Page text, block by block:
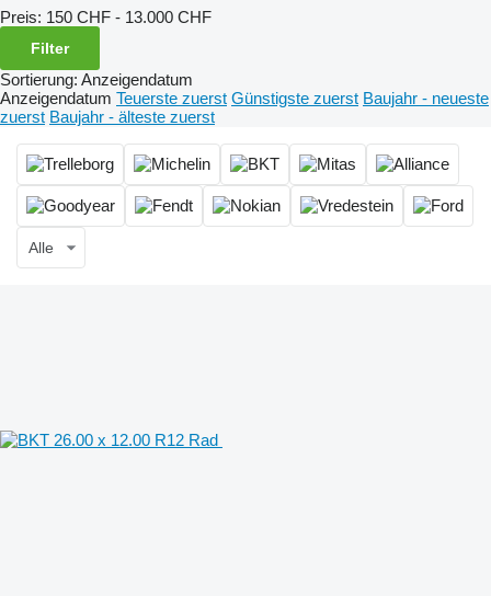
Preis: 150 CHF - 13.000 CHF
Filter
Sortierung: Anzeigendatum
Anzeigendatum Teuerste zuerst Günstigste zuerst Baujahr - neueste
zuerst Baujahr - älteste zuerst
Alle